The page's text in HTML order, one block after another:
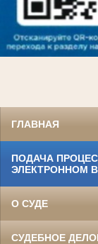
ГЛАВНАЯ
ПОДАЧА
ЭЛЕКТРОННОМ
О СУДЕ
СУДЕБНОЕ